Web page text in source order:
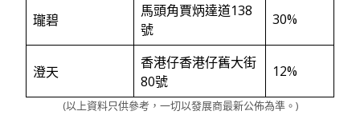
瓏碧
馬頭角賈炳達道138
號
30%
澄天
香港仔香港仔舊大街
80號
12%
(以上資料只供參考，一切以發展商最新公佈為準。)